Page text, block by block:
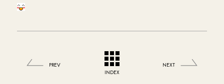
PREV
INDEX
NEXT